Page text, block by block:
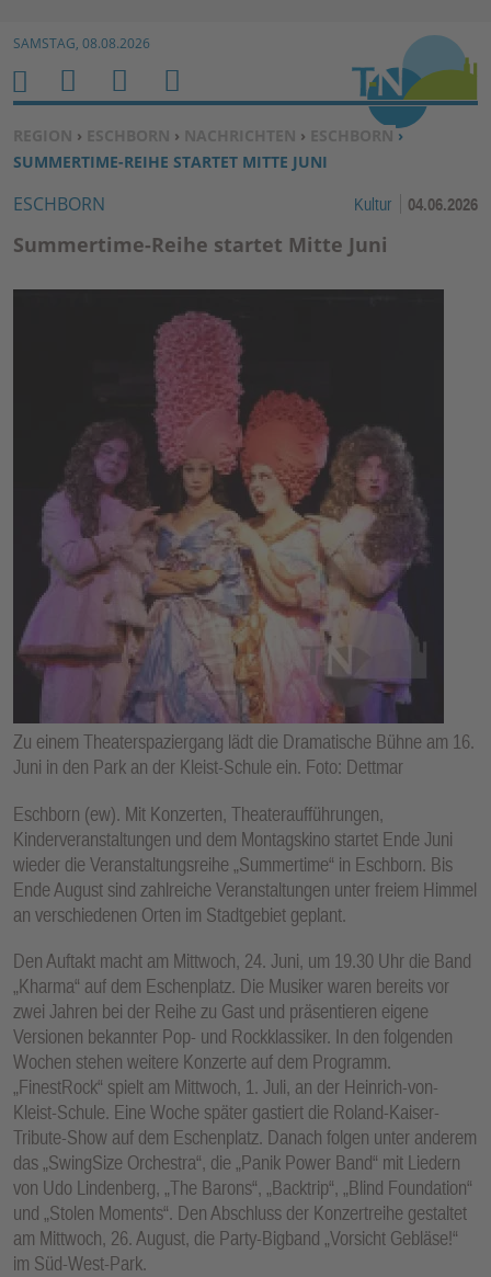
Zum Inhalt springen ↓
SAMSTAG, 08.08.2026
SIE BEFINDEN SICH HIER:
REGION › ESCHBORN › NACHRICHTEN › ESCHBORN›
SUMMERTIME-REIHE STARTET MITTE JUNI
ESCHBORN Kultur 04.06.2026
Summertime-Reihe startet Mitte Juni
Zu einem Theaterspaziergang lädt die Dramatische Bühne am 16.
Juni in den Park an der Kleist-Schule ein. Foto: Dettmar
Eschborn (ew). Mit Konzerten, Theateraufführungen,
Kinderveranstaltungen und dem Montagskino startet Ende Juni
wieder die Veranstaltungsreihe „Summertime“ in Eschborn. Bis
Ende August sind zahlreiche Veranstaltungen unter freiem Himmel
an verschiedenen Orten im Stadtgebiet geplant.
Den Auftakt macht am Mittwoch, 24. Juni, um 19.30 Uhr die Band
„Kharma“ auf dem Eschenplatz. Die Musiker waren bereits vor
zwei Jahren bei der Reihe zu Gast und präsentieren eigene
Versionen bekannter Pop- und Rockklassiker. In den folgenden
Wochen stehen weitere Konzerte auf dem Programm.
„FinestRock“ spielt am Mittwoch, 1. Juli, an der Heinrich-von-
Kleist-Schule. Eine Woche später gastiert die Roland-Kaiser-
Tribute-Show auf dem Eschenplatz. Danach folgen unter anderem
das „SwingSize Orchestra“, die „Panik Power Band“ mit Liedern
von Udo Lindenberg, „The Barons“, „Backtrip“, „Blind Foundation“
und „Stolen Moments“. Den Abschluss der Konzertreihe gestaltet
am Mittwoch, 26. August, die Party-Bigband „Vorsicht Gebläse!“
im Süd-West-Park.
H
O
M
E
M
E
N
U
S
U
C
N
B
E
N
Z
R
F
U
N
K
TI
O
N
E
N